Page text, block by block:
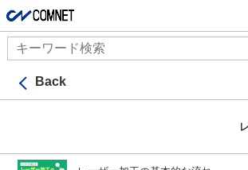
製品・サービス
Back
レーザー加工機 SEIラ
Back
レーザーカッター GCCラ
Back
MIMAKI ラ
Back
Roland D.G.シリーズ ラ
Back
製造業向け業務システムラ
Back
レー
CO2レーザー加工機とは？
Back
加工
Back
導
Back
失敗しないレーザーの選び方
Back
レーザーカッター GCCシリー